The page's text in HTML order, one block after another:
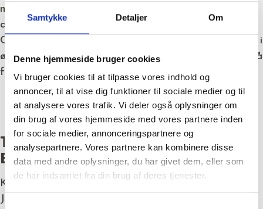
Samtykke Detaljer Om
Denne hjemmeside bruger cookies
Vi bruger cookies til at tilpasse vores indhold og
annoncer, til at vise dig funktioner til sociale medier og til
at analysere vores trafik. Vi deler også oplysninger om
din brug af vores hjemmeside med vores partnere inden
for sociale medier, annonceringspartnere og
analysepartnere. Vores partnere kan kombinere disse
data med andre oplysninger, du har givet dem, eller som
de har indsamlet fra din brug af deres tjenester.
med dig. Du er en sej og dygtig assistent. Tak for dit
arbejde og dine smil, som altid byder en velkommen.
Og tak fordi du passer så godt på vores kunde (som i
øvrigt også sætter rigtig stor pris på dig). Vi håber på
fem år mere.
Til Maria fra serviceleder, Marius
Bucur
Kære Maria
Jeg vil ønske dig stort tillykke med jubilæet og sige